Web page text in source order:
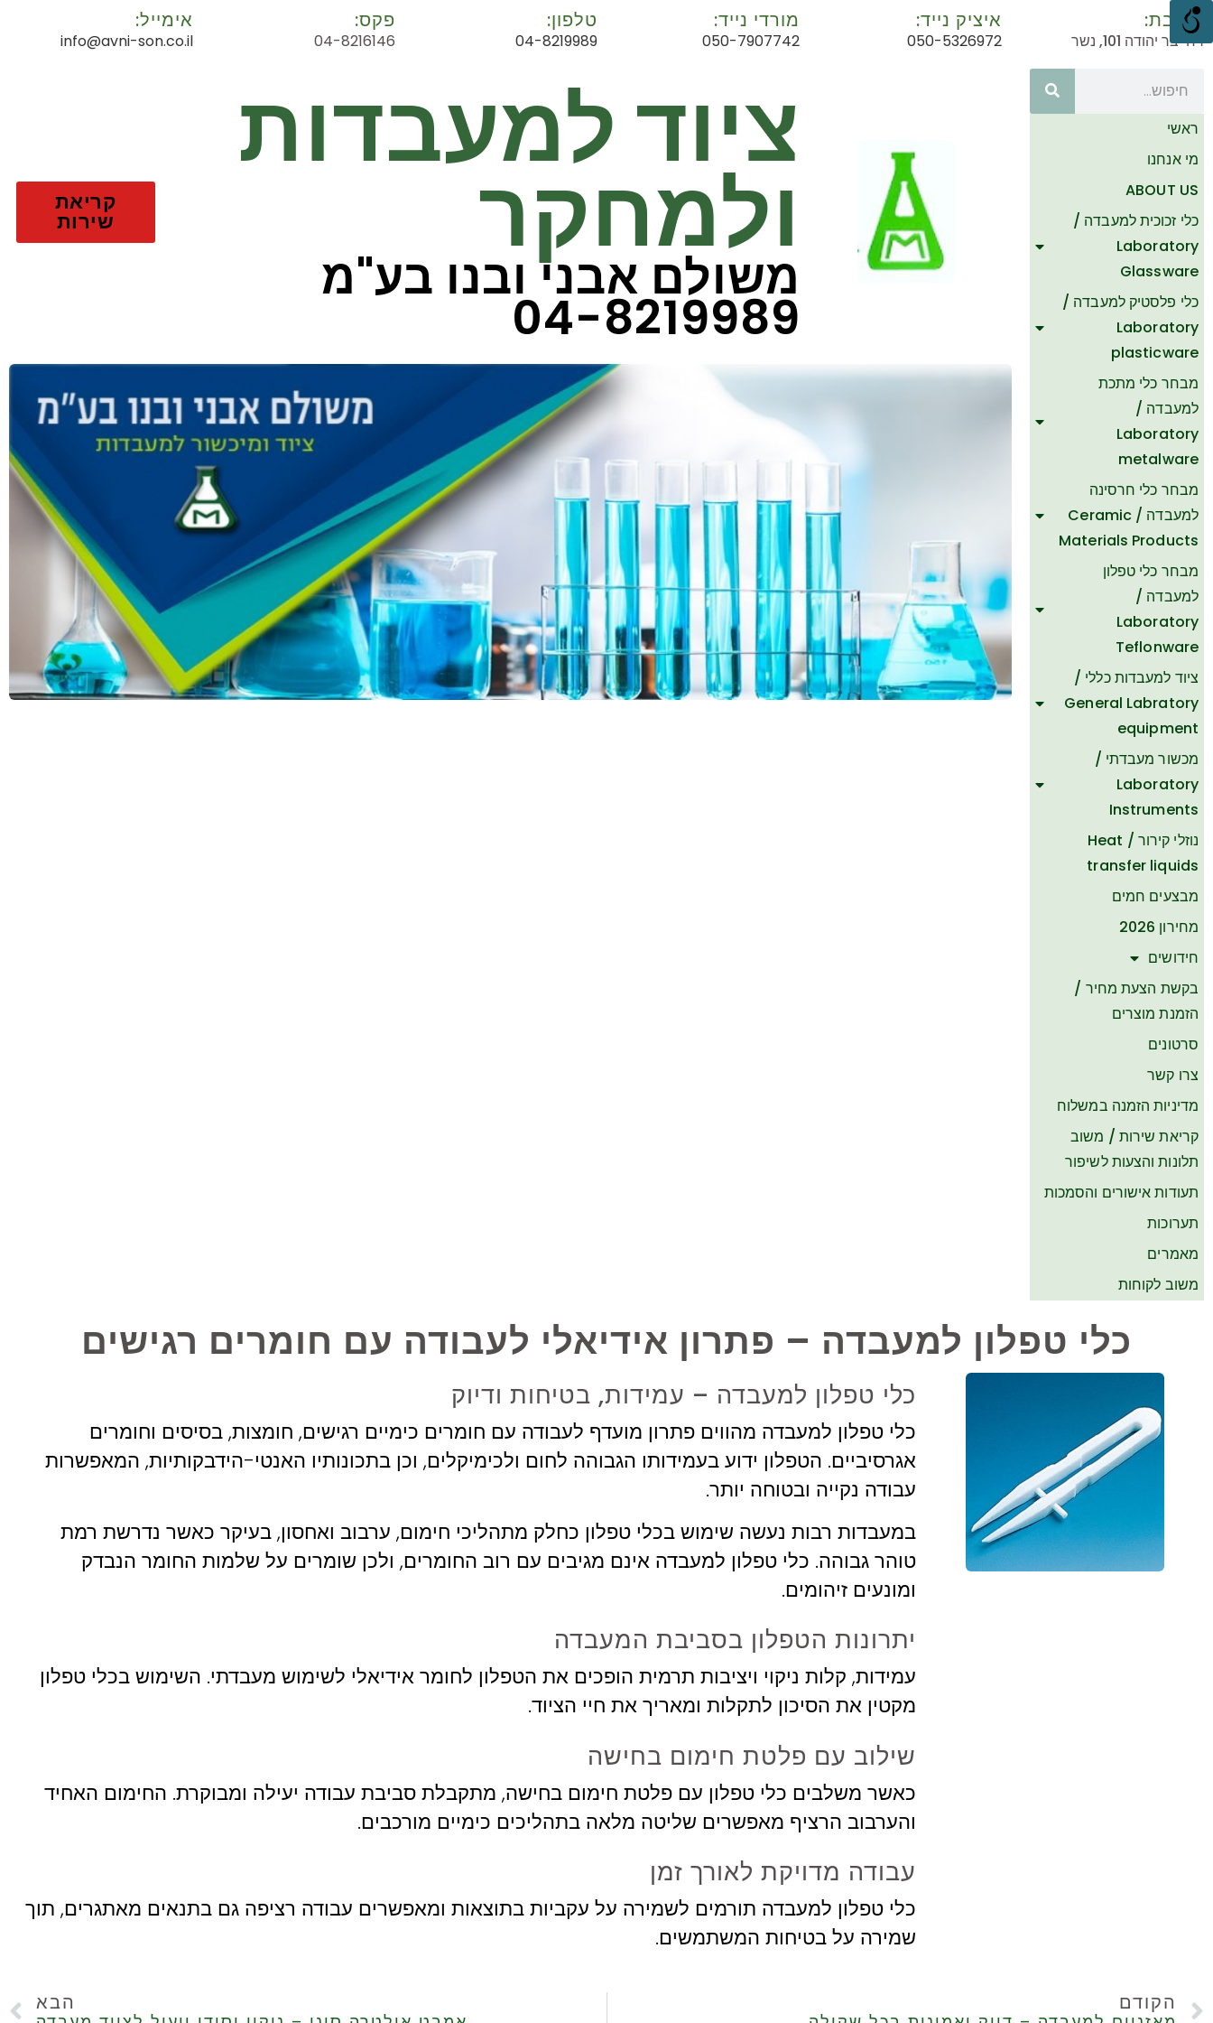
כתובת:
רח' בר יהודה 101, נשר
איציק נייד:
050-5326972
מורדי נייד:
050-7907742
טלפון:
04-8219989
פקס:
04-8216146
אימייל:
info@avni-son.co.il
ראשי
מי אנחנו
ABOUT US
כלי זכוכית למעבדה /
Laboratory
Glassware
כלי פלסטיק למעבדה /
Laboratory
plasticware
מבחר כלי מתכת
למעבדה /
Laboratory
metalware
מבחר כלי חרסינה
למעבדה / Ceramic
Materials Products
מבחר כלי טפלון
למעבדה /
Laboratory
Teflonware
ציוד למעבדות כללי /
General Labratory
equipment
מכשור מעבדתי /
Laboratory
Instruments
נוזלי קירור / Heat
transfer liquids
מבצעים חמים
מחירון 2026
חידושים
בקשת הצעת מחיר /
הזמנת מוצרים
סרטונים
צרו קשר
​מדיניות הזמנה במשלוח
קריאת שירות / משוב
תלונות והצעות לשיפור
תעודות אישורים והסמכות
תערוכות
מאמרים
משוב לקוחות
ציוד למעבדות
ולמחקר
משולם אבני ובנו בע"מ
04-8219989
קריאת
שירות
כלי טפלון למעבדה – פתרון אידיאלי לעבודה עם חומרים רגישים
כלי טפלון למעבדה – עמידות, בטיחות ודיוק
כלי טפלון למעבדה מהווים פתרון מועדף לעבודה עם חומרים כימיים רגישים, חומצות, בסיסים וחומרים
אגרסיביים. הטפלון ידוע בעמידותו הגבוהה לחום ולכימיקלים, וכן בתכונותיו האנטי-הידבקותיות, המאפשרות
עבודה נקייה ובטוחה יותר.
במעבדות רבות נעשה שימוש בכלי טפלון כחלק מתהליכי חימום, ערבוב ואחסון, בעיקר כאשר נדרשת רמת
טוהר גבוהה. כלי טפלון למעבדה אינם מגיבים עם רוב החומרים, ולכן שומרים על שלמות החומר הנבדק
ומונעים זיהומים.
יתרונות הטפלון בסביבת המעבדה
עמידות, קלות ניקוי ויציבות תרמית הופכים את הטפלון לחומר אידיאלי לשימוש מעבדתי. השימוש בכלי טפלון
מקטין את הסיכון לתקלות ומאריך את חיי הציוד.
שילוב עם פלטת חימום בחישה
כאשר משלבים כלי טפלון עם פלטת חימום בחישה, מתקבלת סביבת עבודה יעילה ומבוקרת. החימום האחיד
והערבוב הרציף מאפשרים שליטה מלאה בתהליכים כימיים מורכבים.
עבודה מדויקת לאורך זמן
כלי טפלון למעבדה תורמים לשמירה על עקביות בתוצאות ומאפשרים עבודה רציפה גם בתנאים מאתגרים, תוך
שמירה על בטיחות המשתמשים.
הקודם הבא